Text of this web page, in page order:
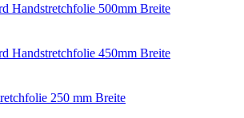
Handstretchfolie 500mm Breite
Handstretchfolie 450mm Breite
250 mm Breite